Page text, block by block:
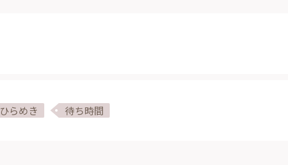
ひらめき 待ち時間